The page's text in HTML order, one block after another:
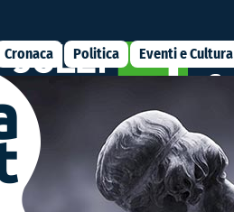
Cronaca Politica Eventi e Cultura